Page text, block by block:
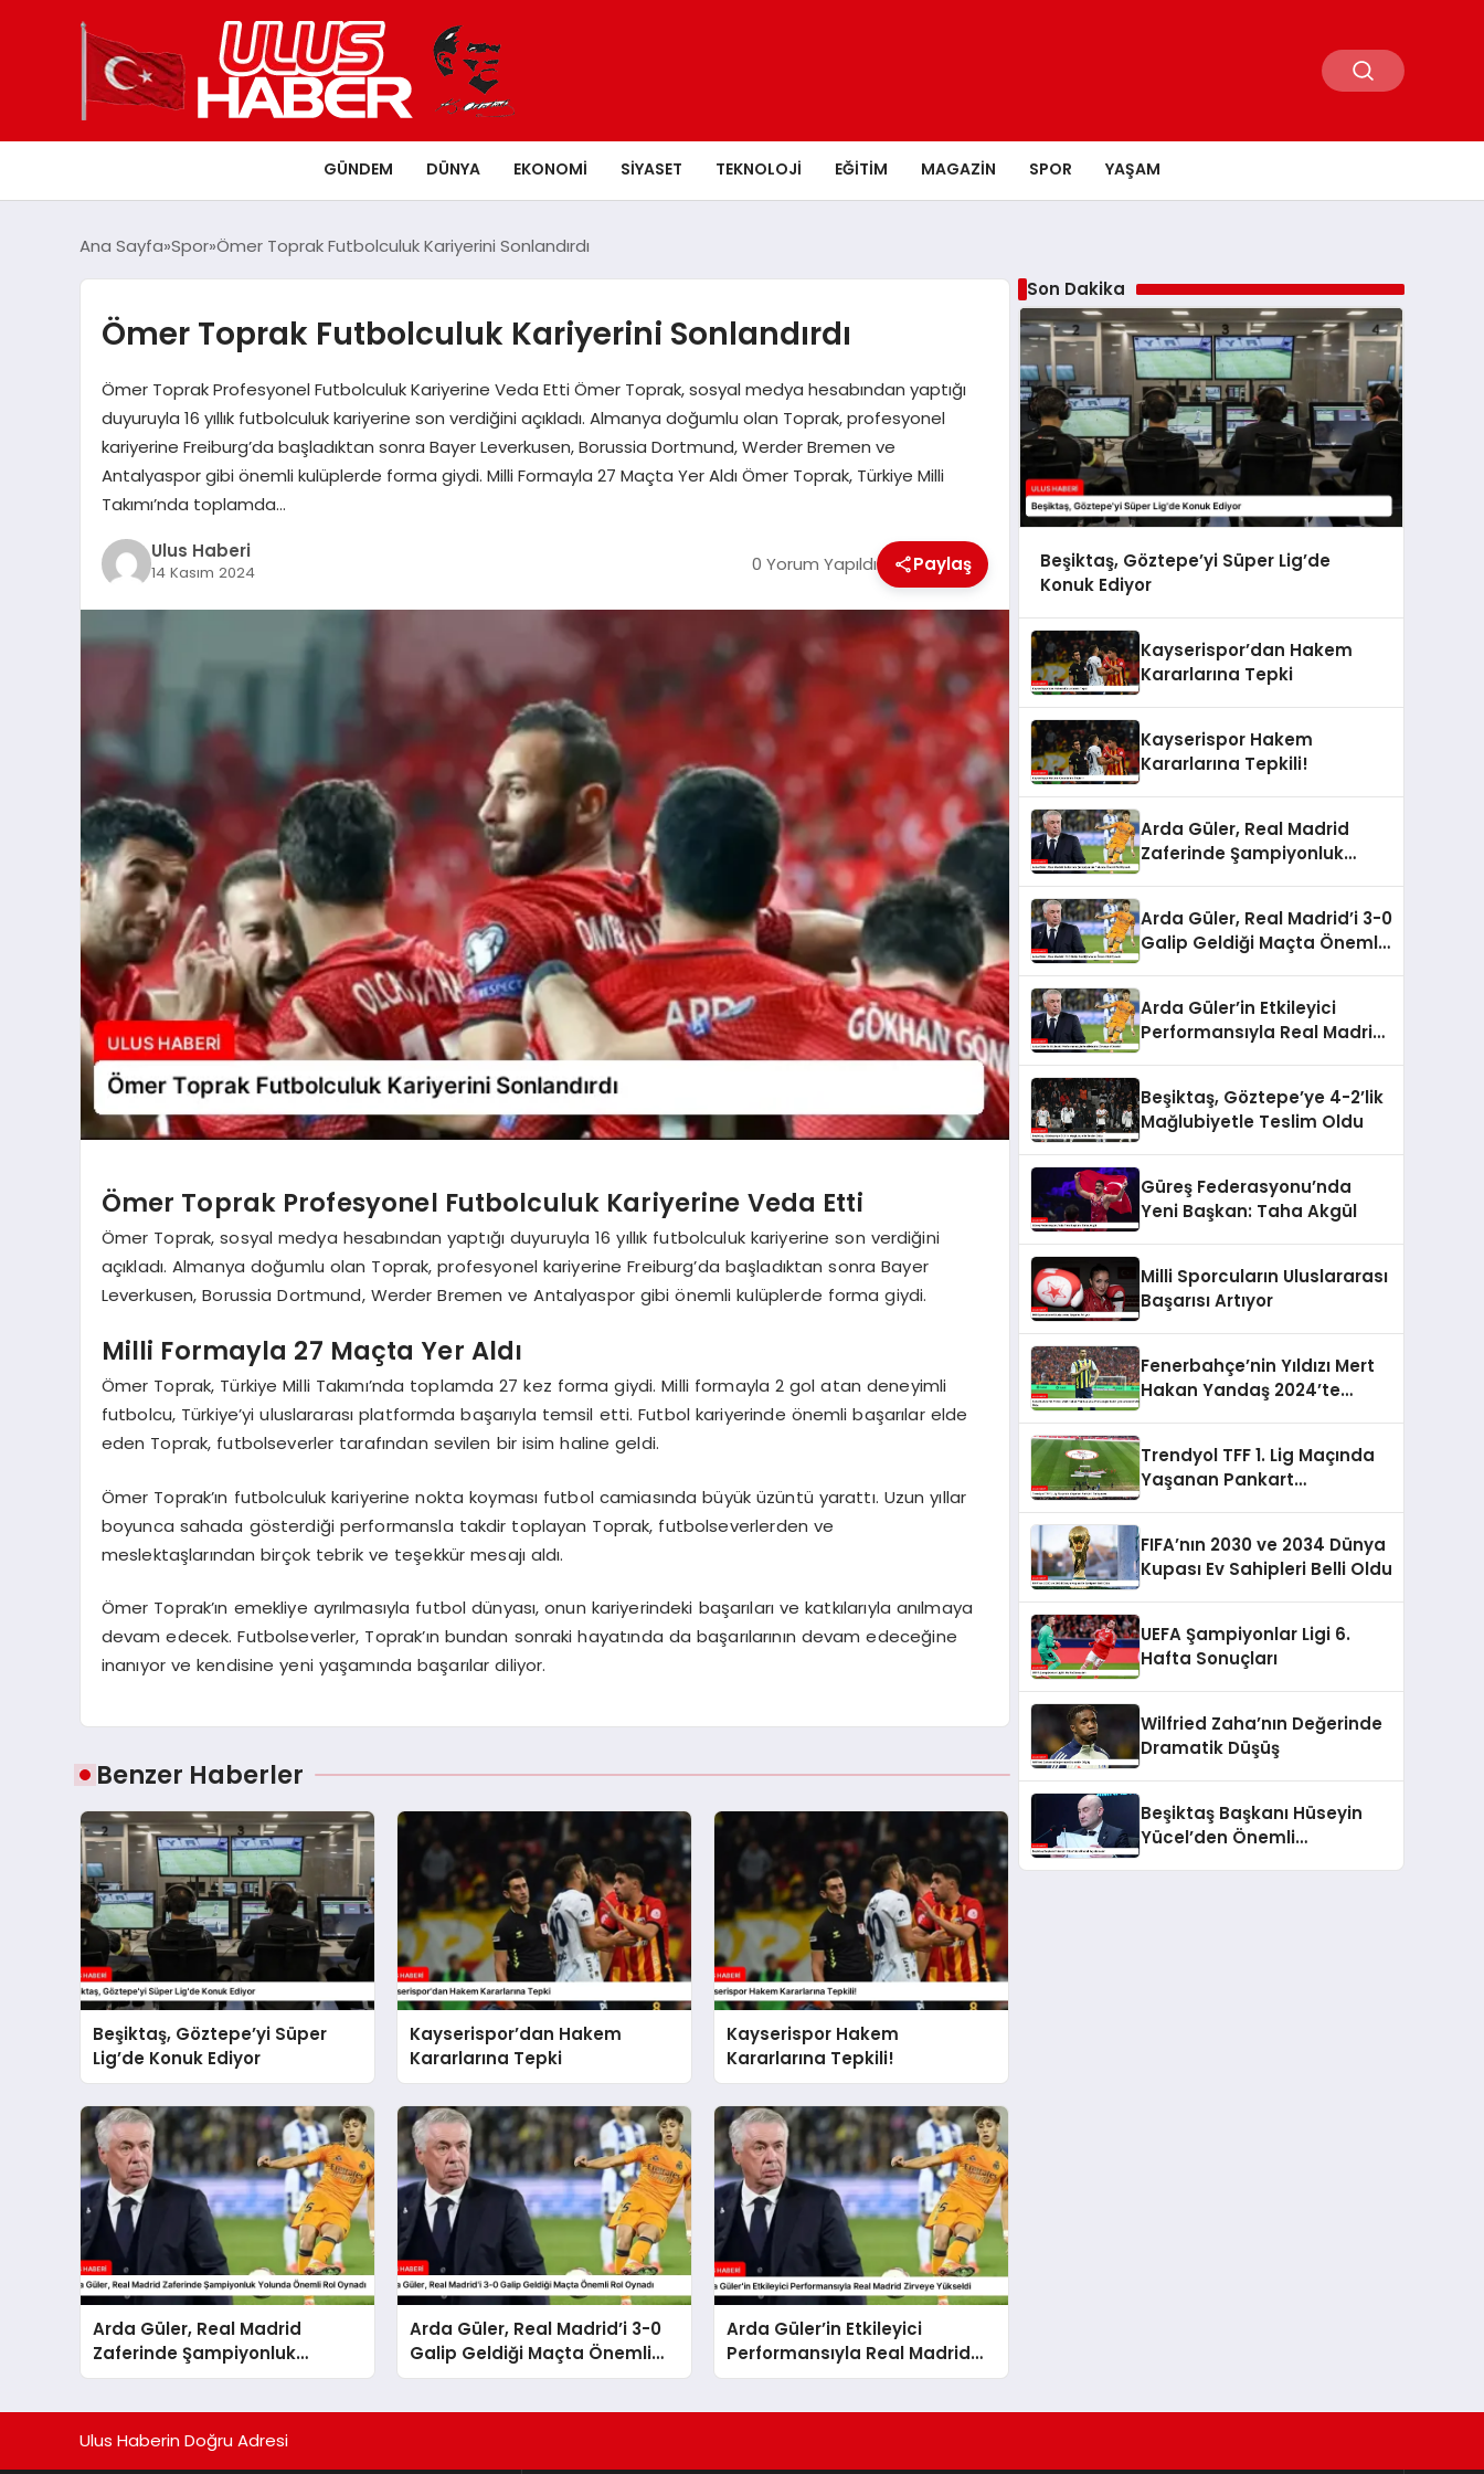
GÜNDEM DÜNYA EKONOMI SIYASET TEKNOLOJI EĞITIM MAGAZIN SPOR YAŞAM
Ana Sayfa Spor Ömer Toprak Futbolculuk Kariyerini Sonlandırdı
Ömer Toprak Futbolculuk Kariyerini Sonlandırdı
Ömer Toprak Profesyonel Futbolculuk Kariyerine Veda Etti Ömer Toprak, sosyal medya hesabından yaptığı
duyuruyla 16 yıllık futbolculuk kariyerine son verdiğini açıkladı. Almanya doğumlu olan Toprak, profesyonel
kariyerine Freiburg’da başladıktan sonra Bayer Leverkusen, Borussia Dortmund, Werder Bremen ve
Antalyaspor gibi önemli kulüplerde forma giydi. Milli Formayla 27 Maçta Yer Aldı Ömer Toprak, Türkiye Milli
Takımı’nda toplamda…
Ulus Haberi
14 Kasım 2024 0 Yorum Yapıldı Paylaş
Ömer Toprak Profesyonel Futbolculuk Kariyerine Veda Etti
Ömer Toprak, sosyal medya hesabından yaptığı duyuruyla 16 yıllık futbolculuk kariyerine son verdiğini
açıkladı. Almanya doğumlu olan Toprak, profesyonel kariyerine Freiburg’da başladıktan sonra Bayer
Leverkusen, Borussia Dortmund, Werder Bremen ve Antalyaspor gibi önemli kulüplerde forma giydi.
Milli Formayla 27 Maçta Yer Aldı
Ömer Toprak, Türkiye Milli Takımı’nda toplamda 27 kez forma giydi. Milli formayla 2 gol atan deneyimli
futbolcu, Türkiye’yi uluslararası platformda başarıyla temsil etti. Futbol kariyerinde önemli başarılar elde
eden Toprak, futbolseverler tarafından sevilen bir isim haline geldi.
Ömer Toprak’ın futbolculuk kariyerine nokta koyması futbol camiasında büyük üzüntü yarattı. Uzun yıllar
boyunca sahada gösterdiği performansla takdir toplayan Toprak, futbolseverlerden ve
meslektaşlarından birçok tebrik ve teşekkür mesajı aldı.
Ömer Toprak’ın emekliye ayrılmasıyla futbol dünyası, onun kariyerindeki başarıları ve katkılarıyla anılmaya
devam edecek. Futbolseverler, Toprak’ın bundan sonraki hayatında da başarılarının devam edeceğine
inanıyor ve kendisine yeni yaşamında başarılar diliyor.
Benzer Haberler
Beşiktaş, Göztepe’yi Süper
Lig’de Konuk Ediyor
Kayserispor’dan Hakem
Kararlarına Tepki
Kayserispor Hakem
Kararlarına Tepkili!
Arda Güler, Real Madrid
Zaferinde Şampiyonluk
Yolunda Önemli Rol Oynadı
Arda Güler, Real Madrid’i 3-0
Galip Geldiği Maçta Önemli
Rol Oynadı
Arda Güler’in Etkileyici
Performansıyla Real Madrid
Zirveye Yükseldi
Son Dakika
Beşiktaş, Göztepe’yi Süper Lig’de
Konuk Ediyor
Kayserispor’dan Hakem
Kararlarına Tepki
Kayserispor Hakem
Kararlarına Tepkili!
Arda Güler, Real Madrid
Zaferinde Şampiyonluk
Arda Güler, Real Madrid’i 3-0
Galip Geldiği Maçta Önemli
Arda Güler’in Etkileyici
Performansıyla Real Madrid
Beşiktaş, Göztepe’ye 4-2’lik
Mağlubiyetle Teslim Oldu
Güreş Federasyonu’nda
Yeni Başkan: Taha Akgül
Milli Sporcuların Uluslararası
Başarısı Artıyor
Fenerbahçe’nin Yıldızı Mert
Hakan Yandaş 2024’te
Trendyol TFF 1. Lig Maçında
Yaşanan Pankart
FIFA’nın 2030 ve 2034 Dünya
Kupası Ev Sahipleri Belli Oldu
UEFA Şampiyonlar Ligi 6.
Hafta Sonuçları
Wilfried Zaha’nın Değerinde
Dramatik Düşüş
Beşiktaş Başkanı Hüseyin
Yücel’den Önemli
Ulus Haberin Doğru Adresi